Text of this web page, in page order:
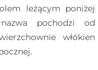
leżącym poniżej
pochodzi od
włókien